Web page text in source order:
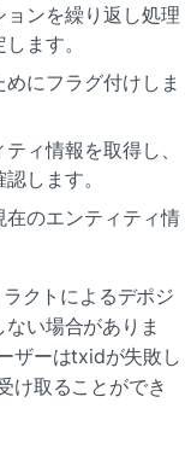
ンを繰り返し処理
ます。
にフラグ付けしま
ィ情報を取得し、
します。
のエンティティ情
クトによるデポジ
い場合がありま
ザーはtxidが失敗し
け取ることができ